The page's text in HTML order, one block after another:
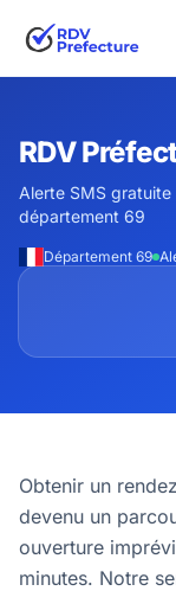
RDV
Alerte SMS
département 69
Département 69
Obtenir un
devenu un
ouverture
minutes. Notre